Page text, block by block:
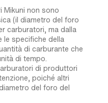
Mikuni non sono
(il diametro del foro
carburatori, ma dalla
le specifiche della
di carburante che
di tempo.
di produttori
poiché altri
del foro del